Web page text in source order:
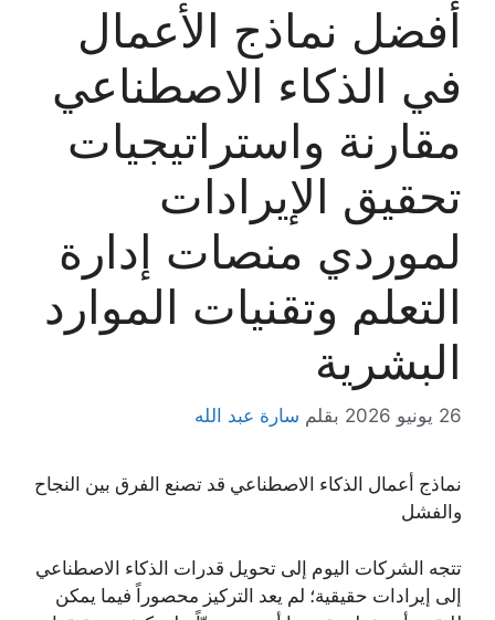
أفضل نماذج الأعمال
في الذكاء الاصطناعي
مقارنة واستراتيجيات
تحقيق الإيرادات
لموردي منصات إدارة
التعلم وتقنيات الموارد
البشرية
26 يونيو 2026 بقلم سارة عبد الله
نماذج أعمال الذكاء الاصطناعي قد تصنع الفرق بين النجاح
والفشل
تتجه الشركات اليوم إلى تحويل قدرات الذكاء الاصطناعي
إلى إيرادات حقيقية؛ لم يعد التركيز محصوراً فيما يمكن